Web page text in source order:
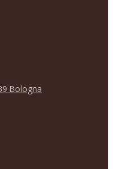
Bologna